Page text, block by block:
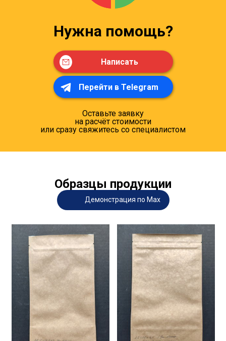
Нужна помощь?
Написать
Перейти в Telegram
Оставьте заявку
на расчёт стоимости
или сразу свяжитесь со специалистом
Образцы продукции
Демонстрация по Max